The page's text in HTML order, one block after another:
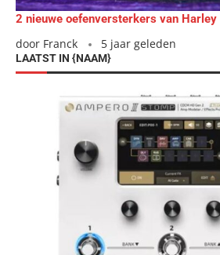
2 nieuwe oefenversterkers van Harley
door Franck 5 jaar geleden
LAATST IN {NAAM}